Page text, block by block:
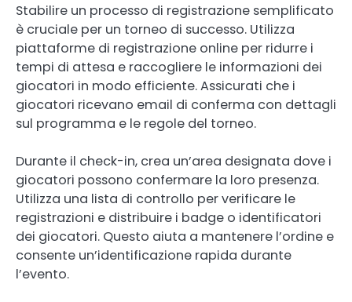
Stabilire un processo di registrazione semplificato
è cruciale per un torneo di successo. Utilizza
piattaforme di registrazione online per ridurre i
tempi di attesa e raccogliere le informazioni dei
giocatori in modo efficiente. Assicurati che i
giocatori ricevano email di conferma con dettagli
sul programma e le regole del torneo.
Durante il check-in, crea un’area designata dove i
giocatori possono confermare la loro presenza.
Utilizza una lista di controllo per verificare le
registrazioni e distribuire i badge o identificatori
dei giocatori. Questo aiuta a mantenere l’ordine e
consente un’identificazione rapida durante
l’evento.